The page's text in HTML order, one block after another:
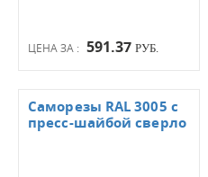
ЦЕНА ЗА : 591.37 РУБ.
Саморезы RAL 3005 с
пресс-шайбой сверло